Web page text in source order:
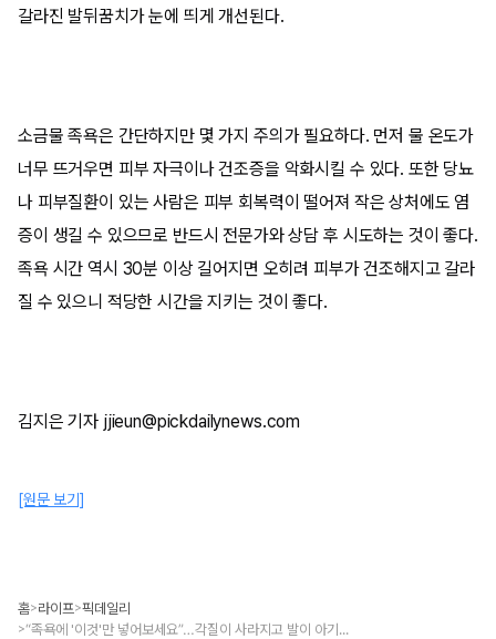
갈라진 발뒤꿈치가 눈에 띄게 개선된다.
소금물 족욕은 간단하지만 몇 가지 주의가 필요하다. 먼저 물 온도가
너무 뜨거우면 피부 자극이나 건조증을 악화시킬 수 있다. 또한 당뇨
나 피부질환이 있는 사람은 피부 회복력이 떨어져 작은 상처에도 염
증이 생길 수 있으므로 반드시 전문가와 상담 후 시도하는 것이 좋다.
족욕 시간 역시 30분 이상 길어지면 오히려 피부가 건조해지고 갈라
질 수 있으니 적당한 시간을 지키는 것이 좋다.
김지은 기자 jjieun@pickdailynews.com
[원문 보기]
홈>라이프>픽데일리
> “족욕에 '이것'만 넣어보세요”…각질이 사라지고 발이 아기피부처럼 변합니다